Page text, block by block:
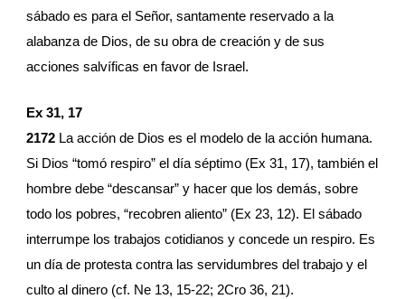
sábado es para el Señor, santamente reservado a la
alabanza de Dios, de su obra de creación y de sus
acciones salvíficas en favor de Israel.
Ex 31, 17
2172 La acción de Dios es el modelo de la acción humana.
Si Dios “tomó respiro” el día séptimo (Ex 31, 17), también el
hombre debe “descansar” y hacer que los demás, sobre
todo los pobres, “recobren aliento” (Ex 23, 12). El sábado
interrumpe los trabajos cotidianos y concede un respiro. Es
un día de protesta contra las servidumbres del trabajo y el
culto al dinero (cf. Ne 13, 15-22; 2Cro 36, 21).